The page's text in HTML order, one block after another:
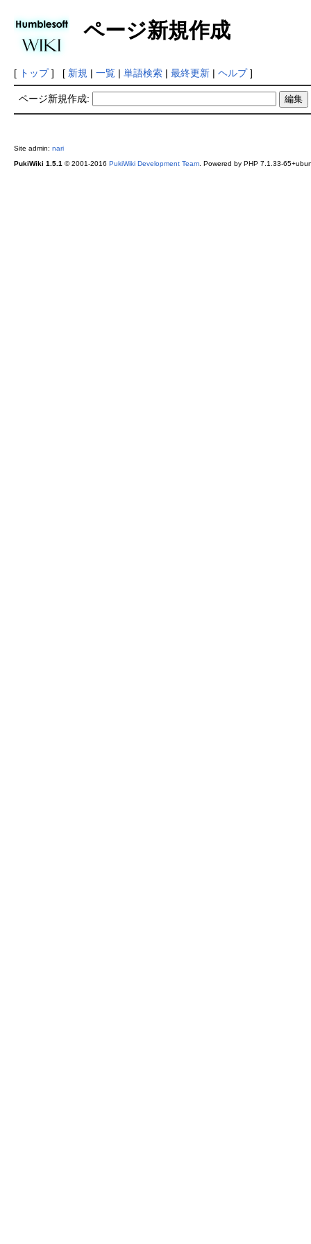
ページ新規作成
[ トップ] [ 新規 | 一覧| 単語検索| 最終更新| ヘルプ]
ページ新規作成:
Site admin: nari
PukiWiki 1.5.1 © 2001-2016 PukiWiki Development Team. Powered by PHP 7.1.33-